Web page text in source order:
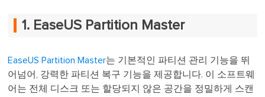
1. EaseUS Partition Master
EaseUS Partition Master는 기본적인 파티션 관리 기능을 뛰
어넘어, 강력한 파티션 복구 기능을 제공합니다. 이 소프트웨
어는 전체 디스크 또는 할당되지 않은 공간을 정밀하게 스캔